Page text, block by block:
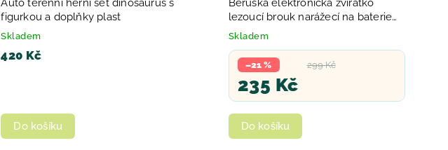
Auto terénní herní set dinosaurus s
figurkou a doplňky plast
Skladem
420 Kč
Do košíku
Beruška elektronická zvířátko
lezoucí brouk narážecí na baterie
Světlo
Skladem
299 Kč
–21 %
235 Kč
Do košíku